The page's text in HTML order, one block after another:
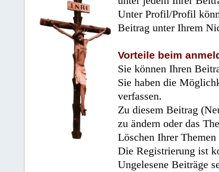
Unter Profil/Profil
Beitrag unter Ihrem
Vorteile beim
Sie können Ihren
Sie haben die
verfassen.
Zu diesem Beitrag
zu ändern oder das
Löschen Ihrer
Die Registrierung ist
Ungelesene Beiträge